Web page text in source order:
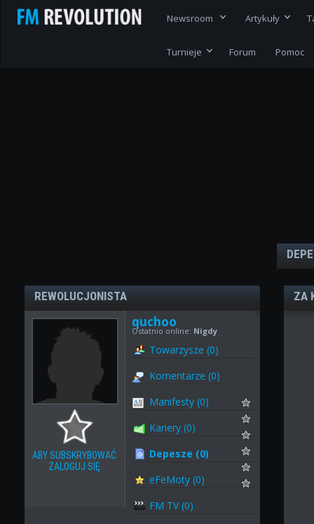
Newsroom Artykuły
Turnieje Forum Pomoc
REWOLUCJONISTA
ABY SUBSKRYBOWAĆ
ZALOGUJ SIĘ
quchoo
Ostatnio online: Nigdy
Towarzysze (0)
Komentarze (0)
Manifesty (0)
Kariery (0)
Depesze (0)
eFeMoty (0)
FM TV (0)
ZA